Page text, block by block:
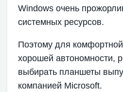
Windows очень
системных ресурсов.
Поэтому для
хорошей автономности,
выбирать планшеты
компанией Microsoft.